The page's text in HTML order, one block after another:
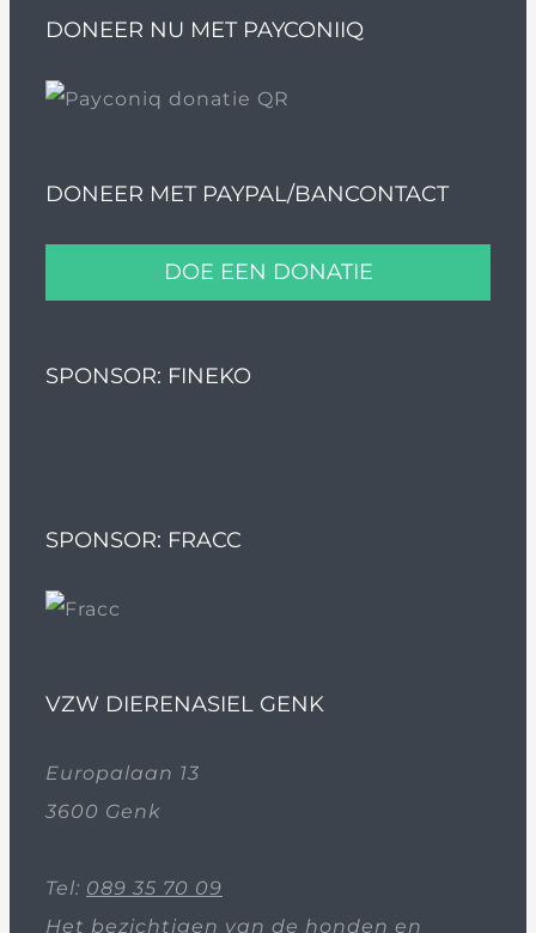
DONEER NU MET PAYCONIIQ
DONEER MET PAYPAL/BANCONTACT
DOE EEN DONATIE
SPONSOR: FINEKO
SPONSOR: FRACC
VZW DIERENASIEL GENK
Europalaan 13
3600 Genk
Tel: 089 35 70 09
Het bezichtigen van de honden en